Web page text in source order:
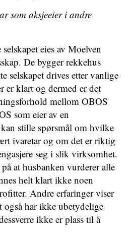
som aksjeeier i andre
eies av Moelven
De bygger rekkehus
selskapet drives etter vanlige
er klart og dermed er det
mellom OBOS
som eier av en
stille spørsmål om hvilke
ivaretar og om det er riktig
seg i slik virksomhet.
at husbanken vurderer alle
helt klart ikke noen
Andre erfaringer viser
har ikke ubetydelige
ikke er plass til å